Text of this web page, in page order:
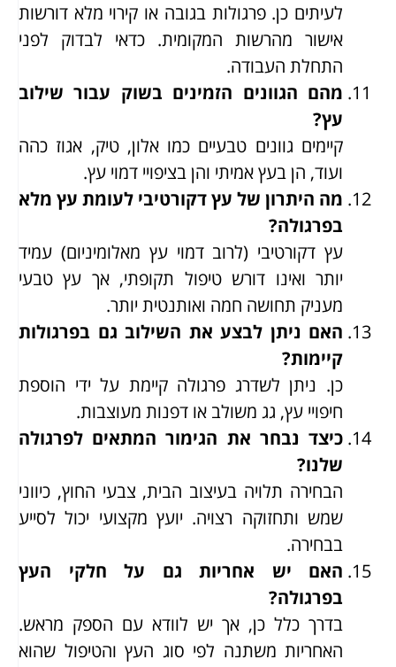
לעיתים כן. פרגולות בגובה או קירוי מלא דורשות
אישור מהרשות המקומית. כדאי לבדוק לפני
התחלת העבודה.
מהם הגוונים הזמינים בשוק עבור שילוב
עץ?
קיימים גוונים טבעיים כמו אלון, טיק, אגוז כהה
ועוד, הן בעץ אמיתי והן בציפויי דמוי עץ.
מה היתרון של עץ דקורטיבי לעומת עץ מלא
בפרגולה?
עץ דקורטיבי (לרוב דמוי עץ מאלומיניום) עמיד
יותר ואינו דורש טיפול תקופתי, אך עץ טבעי
מעניק תחושה חמה ואותנטית יותר.
האם ניתן לבצע את השילוב גם בפרגולות
קיימות?
כן. ניתן לשדרג פרגולה קיימת על ידי הוספת
חיפויי עץ, גג משולב או דפנות מעוצבות.
כיצד נבחר את הגימור המתאים לפרגולה
שלנו?
הבחירה תלויה בעיצוב הבית, צבעי החוץ, כיווני
שמש ותחזוקה רצויה. יועץ מקצועי יכול לסייע
בבחירה.
האם יש אחריות גם על חלקי העץ
בפרגולה?
בדרך כלל כן, אך יש לוודא עם הספק מראש.
האחריות משתנה לפי סוג העץ והטיפול שהוא